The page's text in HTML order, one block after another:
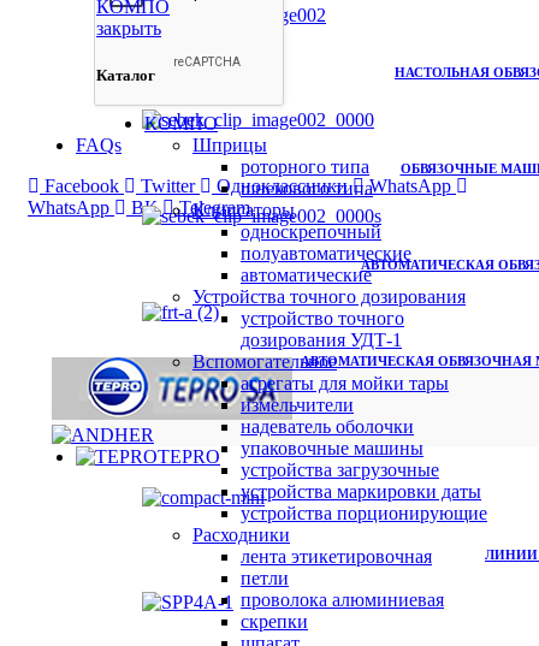
FAQs
Facebook
Twitter Одноклассники
WhatsApp
WhatsApp
ВК Telegram
НАСТОЛЬНАЯ
ОБВЯЗОЧНЫЕ
АВТОМАТИЧЕСКАЯ
АВТОМАТИЧЕСКАЯ ОБВЯЗОЧНАЯ
TEPRO
ЛИНИИ
КОМПО
закрыть
Каталог
КОМПО
Шприцы
роторного типа
шнекового типа
Клипсаторы
односкрепочный
полуавтоматические
автоматические
Устройства точного дозирования
устройство точного
дозирования УДТ-1
Вспомогательное
агрегаты для мойки тары
измельчители
надеватель оболочки
упаковочные машины
устройства загрузочные
устройства маркировки даты
устройства порционирующие
Расходники
лента этикетировочная
петли
проволока алюминиевая
скрепки